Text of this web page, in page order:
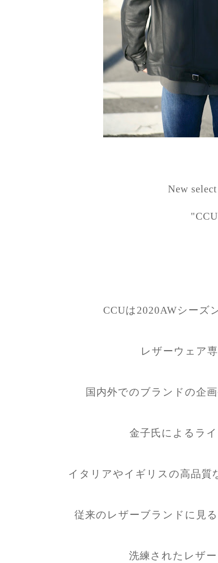
New
CCUは2020AWシーズ
レザーウェア
国内外でのブランドの企
金子氏によるラ
イタリアやイギリスの高品質
従来のレザーブランドに見
洗練されたレザ